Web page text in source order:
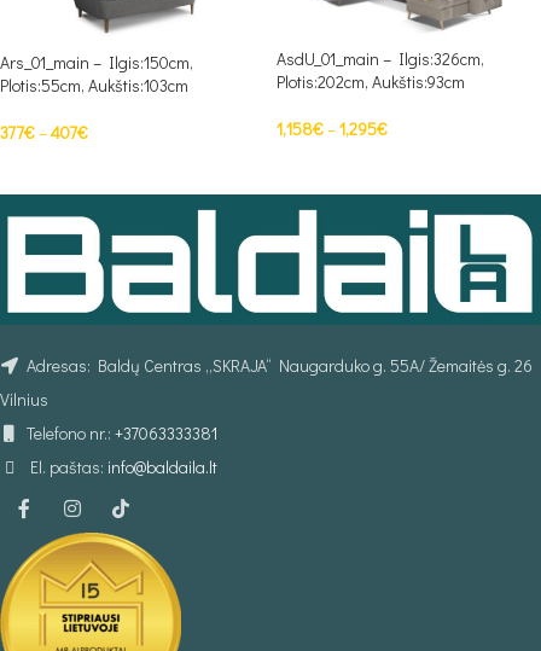
Ars_01_main – Ilgis:150cm,
Plotis:55cm, Aukštis:103cm
377€–407€
AsdU_01_main – Ilgis:326cm,
Plotis:202cm, Aukštis:93cm
1,158€–1,295€
Adresas: Baldų Centras „SKRAJA“ Naugarduko g. 55A/ Žemaitės g. 26
Vilnius
Telefono nr.: +37063333381
El. paštas: info@baldaila.lt